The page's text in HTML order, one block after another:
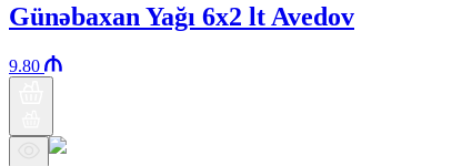
Günəbaxan Yağı 6x2 lt Avedov
9.80